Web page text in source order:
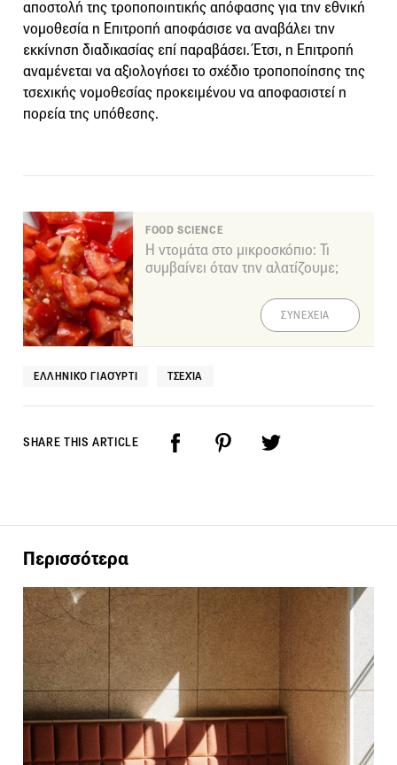
αποστολή της τροποποιητικής απόφασης για την εθνική
νομοθεσία η Επιτροπή αποφάσισε να αναβάλει την
εκκίνηση διαδικασίας επί παραβάσει. Έτσι, η Επιτροπή
αναμένεται να αξιολογήσει το σχέδιο τροποποίησης της
τσεχικής νομοθεσίας προκειμένου να αποφασιστεί η
πορεία της υπόθεσης.
FOOD SCIENCE
Η ντομάτα στο μικροσκόπιο: Τι
συμβαίνει όταν την αλατίζουμε;
ΣΥΝΕΧΕΙΑ
ΕΛΛΗΝΙΚΌ ΓΙΑΟΎΡΤΙ ΤΣΕΧΊΑ
SHARE THIS ARTICLE
Περισσότερα